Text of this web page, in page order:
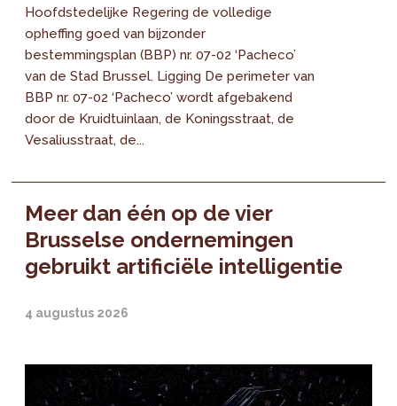
Hoofdstedelijke Regering de volledige
opheffing goed van bijzonder
bestemmingsplan (BBP) nr. 07-02 ‘Pacheco’
van de Stad Brussel. Ligging De perimeter van
BBP nr. 07-02 ‘Pacheco’ wordt afgebakend
door de Kruidtuinlaan, de Koningsstraat, de
Vesaliusstraat, de...
Meer dan één op de vier
Brusselse ondernemingen
gebruikt artificiële intelligentie
4 augustus 2026